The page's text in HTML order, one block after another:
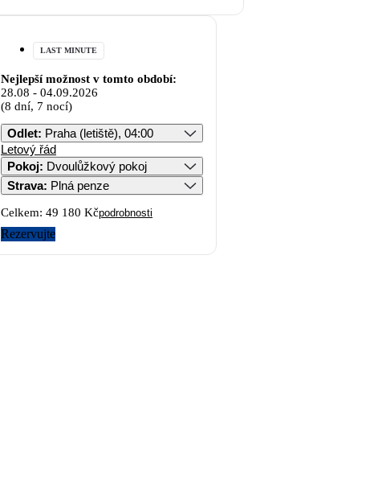
LAST MINUTE
Nejlepší možnost v tomto období:
28.08 - 04.09.2026
(8 dní, 7 nocí)
Odlet: Praha (letiště), 04:00
Letový řád
Pokoj: Dvoulůžkový pokoj
Strava: Plná penze
Celkem: 49 180 Kčpodrobnosti
Rezervujte